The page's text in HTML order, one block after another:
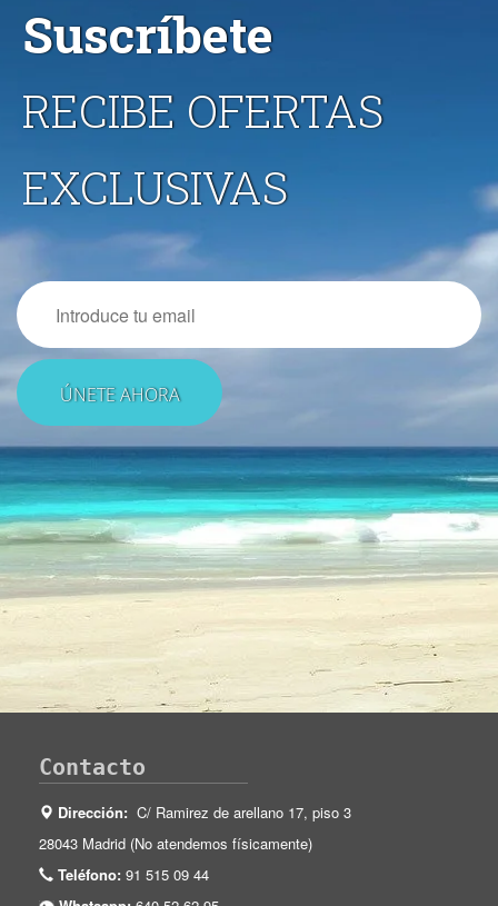
Suscríbete
RECIBE OFERTAS
EXCLUSIVAS
Email
Contacto
Dirección: C/ Ramirez de arellano 17, piso 3
28043 Madrid (No atendemos físicamente)
Teléfono: 91 515 09 44